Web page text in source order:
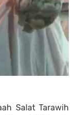
Salat Tarawih